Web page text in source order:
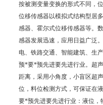
按被测变量变换的形式不同，
位移传感器以模拟式结构型居
感器、霍尔式位移传感器等。
感器发展迅速，应用日益广泛
电、铁路交通、智能建筑、生
预*要*预先进要先进行业。超
距离，采用小角度，小盲区超
位，料位检测方式，可保证在
要*预先进要先进行业：液位，